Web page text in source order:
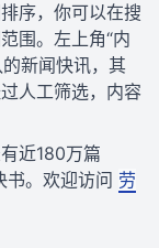
序，你可以在搜
围。左上角“内
新闻快讯，其
人工筛选，内容
近180万篇
。欢迎访问 劳